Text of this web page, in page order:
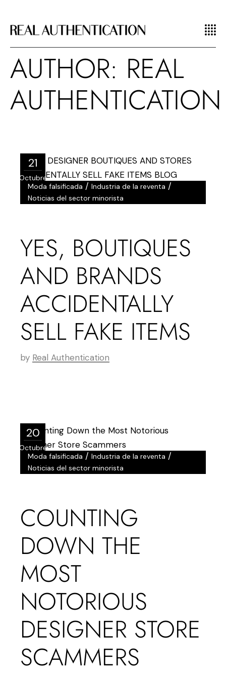
AUTHOR: REAL
AUTHENTICATION
21
Octubre
Moda falsificada /Industria de la reventa /
Noticias del sector minorista
YES, BOUTIQUES
AND BRANDS
ACCIDENTALLY
SELL FAKE ITEMS
by Real Authentication
20
Octubre
Moda falsificada /Industria de la reventa /
Noticias del sector minorista
COUNTING
DOWN THE
MOST
NOTORIOUS
DESIGNER STORE
SCAMMERS